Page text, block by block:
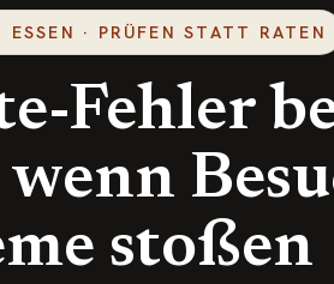
ESSEN · PRÜFEN STATT RATEN
Fehler
wenn
stoßen